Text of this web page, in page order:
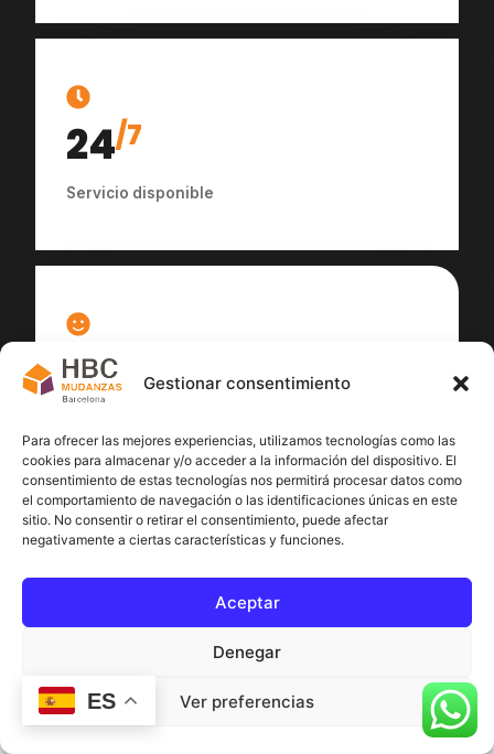
Gestionar consentimiento
Para ofrecer las mejores experiencias, utilizamos tecnologías como las
cookies para almacenar y/o acceder a la información del dispositivo. El
consentimiento de estas tecnologías nos permitirá procesar datos como
el comportamiento de navegación o las identificaciones únicas en este
sitio. No consentir o retirar el consentimiento, puede afectar
negativamente a ciertas características y funciones.
Aceptar
Denegar
Ver preferencias
24/7
Servicio disponible
100
ES